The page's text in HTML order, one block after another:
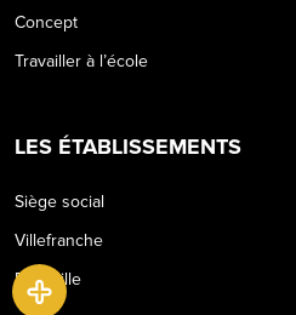
Concept
Travailler à l’école
LES ÉTABLISSEMENTS
Siège social
Villefranche
Belleville